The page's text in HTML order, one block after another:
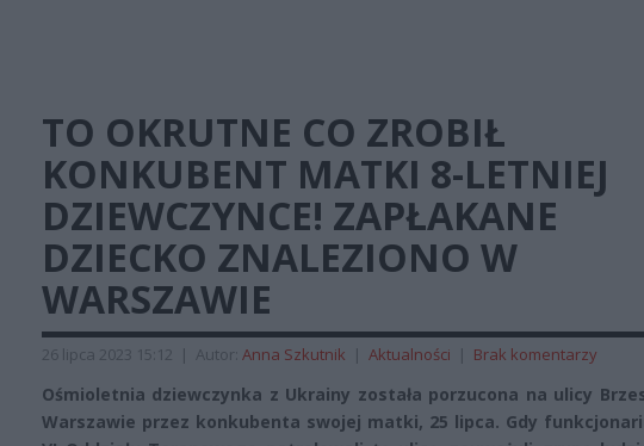
TO OKRUTNE CO ZROBIŁ
KONKUBENT MATKI 8-LETNIEJ
DZIEWCZYNCE! ZAPŁAKANE
DZIECKO ZNALEZIONO W
WARSZAWIE
26 lipca 2023 15:12 | Autor: Anna Szkutnik | Aktualności | Brak komentarzy
Ośmioletnia dziewczynka z Ukrainy została porzucona na ulicy
Warszawie przez konkubenta swojej matki, 25 lipca. Gdy